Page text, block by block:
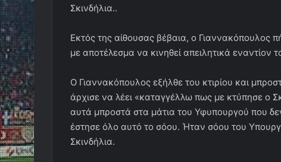
Σκινδήλια..
Εκτός της αίθουσας βέβαια, ο Γιαννακόπουλος
με αποτέλεσμα να κινηθεί απειλητικά εναντίον
Ο Γιαννακόπουλος εξήλθε του κτιρίου και
άρχισε να λέει «καταγγέλλω πως με κτύπησε ο
αυτά μπροστά στα μάτια του Υφυπουργού που
έστησε όλο αυτό το σόου. Ήταν σόου του
Σκινδήλια.